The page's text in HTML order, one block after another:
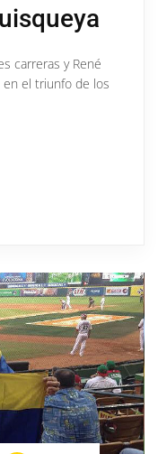
carreras y René
el triunfo de los